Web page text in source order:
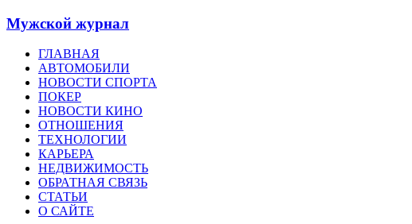
Мужской журнал
ГЛАВНАЯ
АВТОМОБИЛИ
НОВОСТИ СПОРТА
ПОКЕР
НОВОСТИ КИНО
ОТНОШЕНИЯ
ТЕХНОЛОГИИ
КАРЬЕРА
НЕДВИЖИМОСТЬ
ОБРАТНАЯ СВЯЗЬ
СТАТЬИ
О САЙТЕ